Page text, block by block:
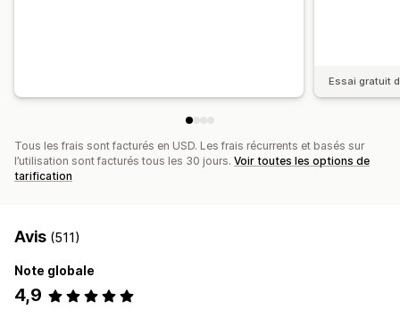
Essai gratuit
Tous les frais sont facturés en USD. Les frais récurrents et basés sur
l’utilisation sont facturés tous les 30 jours. Voir toutes les options de
tarification
Avis (511)
Note globale
4,9